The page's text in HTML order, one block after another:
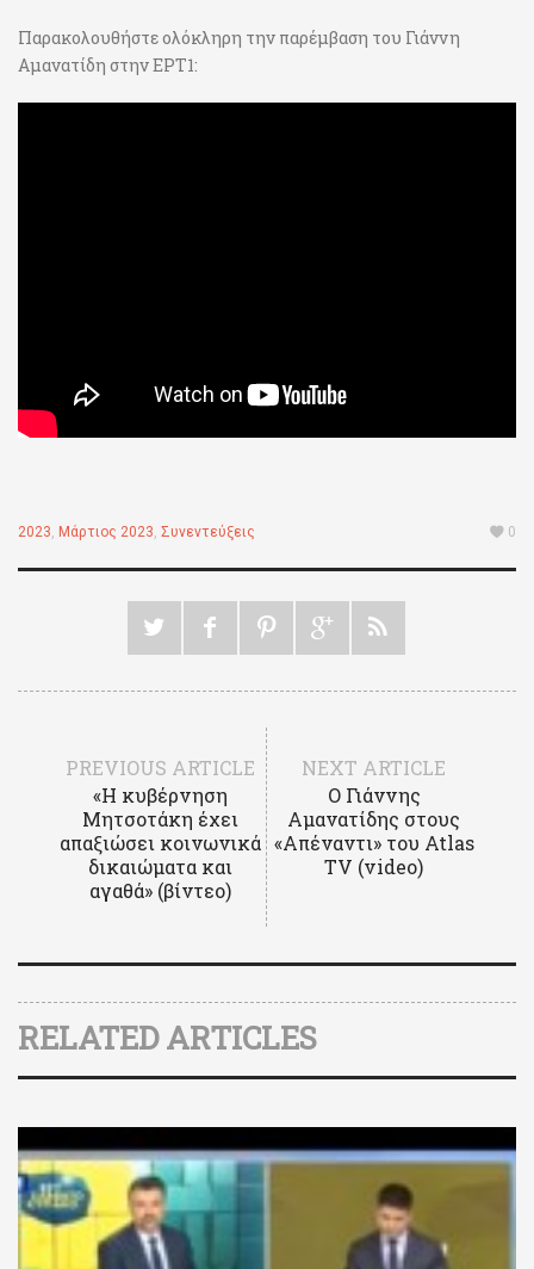
Παρακολουθήστε ολόκληρη την παρέμβαση του Γιάννη
Αμανατίδη στην ΕΡΤ1:
2023, Μάρτιος 2023, Συνεντεύξεις 0
PREVIOUS ARTICLE
«Η κυβέρνηση
Μητσοτάκη έχει
απαξιώσει κοινωνικά
δικαιώματα και
αγαθά» (βίντεο)
NEXT ARTICLE
Ο Γιάννης
Αμανατίδης στους
«Απέναντι» του Atlas
TV (video)
RELATED ARTICLES